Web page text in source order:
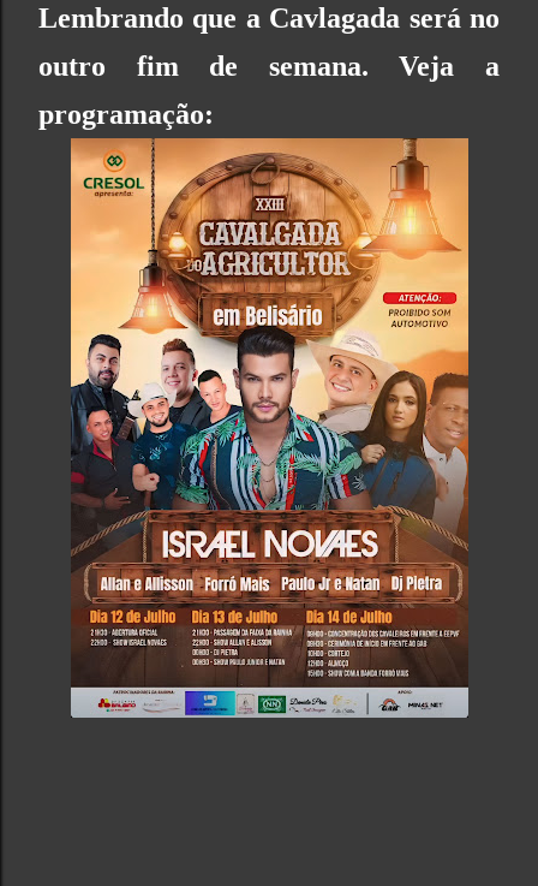
Lembrando que a Cavlagada será no
outro fim de semana. Veja a
programação: